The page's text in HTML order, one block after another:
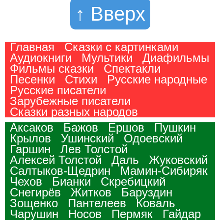
↑ Вверх
Главная
Сказки с картинками
Аудиокниги
Мультики
Диафильмы
Фильмы сказки
Спектакли
Песенки
Стихи
Русские народные
Русские писатели
Зарубежные писатели
Сказки разных народов
Аксаков
Бажов Ершов
Пушкин
Крылов
Ушинский
Одоевский
Гаршин
Лев Толстой
Алексей Толстой
Даль
Жуковский
Салтыков-Щедрин
Мамин-Сибиряк
Чехов
Бианки
Скребицкий
Снегирёв
Житков
Баруздин
Зощенко
Пантелеев
Коваль
Чарушин
Носов Пермяк
Гайдар